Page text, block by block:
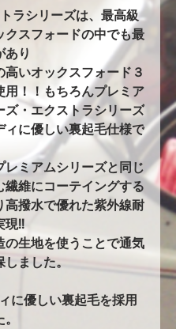
ラシリーズは、最高級
クスフォードの中でも最
あり
高いオックスフォード３
用！！もちろんプレミア
ズ・エクストラシリーズ
ィに優しい裏起毛仕様で
レミアムシリーズと同じ
繊維にコーテイングする
高撥水で優れた紫外線耐
現!!
の生地を使うことで通気
しました。
に優しい裏起毛を採用